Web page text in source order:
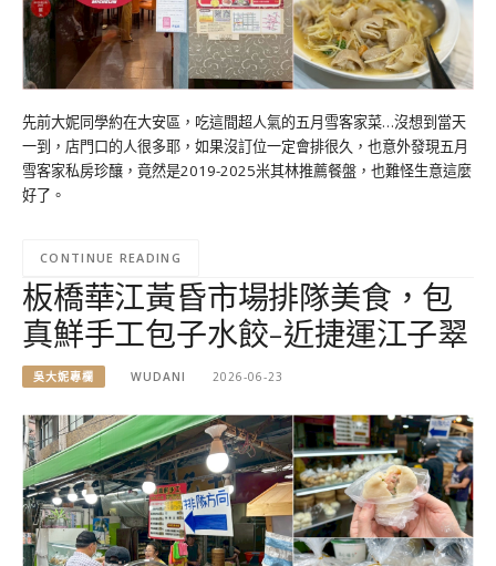
先前大妮同學約在大安區，吃這間超人氣的五月雪客家菜…沒想到當天
一到，店門口的人很多耶，如果沒訂位一定會排很久，也意外發現五月
雪客家私房珍釀，竟然是2019-2025米其林推薦餐盤，也難怪生意這麼
好了。
CONTINUE READING
板橋華江黃昏市場排隊美食，包
真鮮手工包子水餃-近捷運江子翠
吳大妮專欄 WUDANI 2026-06-23